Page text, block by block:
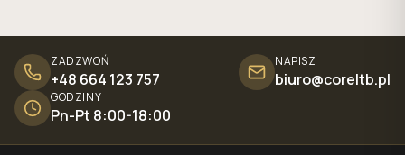
ZADZWOŃ
+48 664 123 757
NAPISZ
biuro@coreltb.pl
GODZINY
Pn-Pt 8:00-18:00